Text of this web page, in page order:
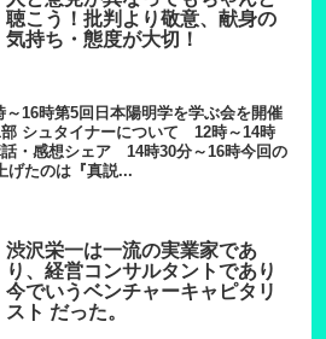
聴こう！批判より敬意、献身の
気持ち・態度が大切！
～16時第5回日本陽明学を学ぶ会を開催
部 シュタイナーについて 12時～14時
・感想シェア 14時30分～16時今回の
げたのは『真説...
渋沢栄一は一流の実業家であ
り、経営コンサルタントであり
今でいうベンチャーキャピタリ
スト だった。